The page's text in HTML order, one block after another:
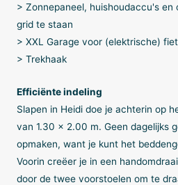
> Zonnepaneel, huishoudaccu's
grid te staan
> XXL Garage voor (elektrische)
> Trekhaak
Efficiënte indeling
Slapen in Heidi doe je achterin op
van 1.30 x 2.00 m. Geen dagelijks
opmaken, want je kunt het
Voorin creëer je in een
door de twee voorstoelen om te